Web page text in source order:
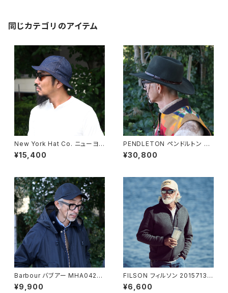
同じカテゴリのアイテム
New York Hat Co. ニューヨ
ークハット DENIM STITCH T
ENNIS 3024 デニムステッチテ
¥15,400
PENDLETON ペンドルトン CA
RINA HAT ピュアウール フェル
トハット SPRUCE チンストラッ
¥30,800
Barbour バブアー MHA0423
プレストベリー スポーツ キャッ
プ 帽子 全3色
¥9,900
FILSON フィルソン 20157134
メッシュロガーキャップ 全3色
¥6,600